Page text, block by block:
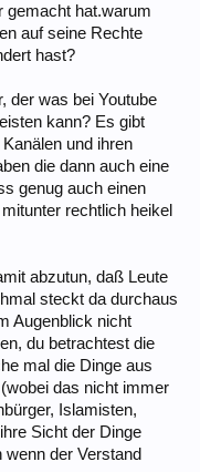
gemacht hat.warum
auf seine Rechte
hast?
der was bei Youtube
kann? Es gibt
und ihren
die dann auch eine
genug auch einen
rechtlich heikel
abzutun, daß Leute
steckt da durchaus
Augenblick nicht
du betrachtest die
mal die Dinge aus
das nicht immer
Islamisten,
Sicht der Dinge
der Verstand